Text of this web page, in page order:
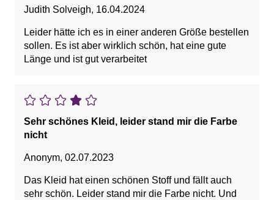
Judith Solveigh, 16.04.2024
Leider hätte ich es in einer anderen Größe bestellen
sollen. Es ist aber wirklich schön, hat eine gute
Länge und ist gut verarbeitet
Sehr schönes Kleid, leider stand mir die Farbe
nicht
Anonym, 02.07.2023
Das Kleid hat einen schönen Stoff und fällt auch
sehr schön. Leider stand mir die Farbe nicht. Und